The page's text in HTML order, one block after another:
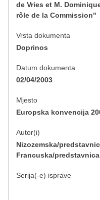
de Vries et M.
rôle de la Commission"
Vrsta dokumenta
Doprinos
Datum dokumenta
02/04/2003
Mjesto
Europska konvencija
Autor(i)
Nizozemska/
Francuska/
Serija(-e) isprave